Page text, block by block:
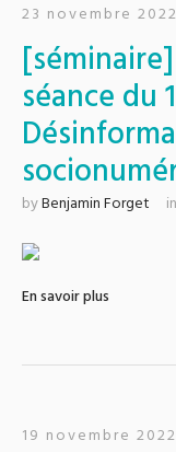
23 novembre 2022
séance du
byBenjamin Forget in
En savoir plus
19 novembre 2022